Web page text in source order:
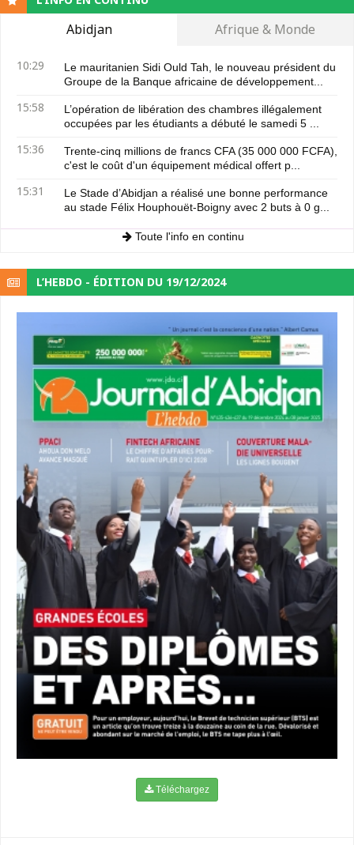
Abidjan Afrique & Monde
10:29
Le mauritanien Sidi Ould Tah, le nouveau président du
Groupe de la Banque africaine de développement...
15:58
L’opération de libération des chambres illégalement
occupées par les étudiants a débuté le samedi 5 ...
15:36
Trente-cinq millions de francs CFA (35 000 000 FCFA),
c'est le coût d'un équipement médical offert p...
15:31
Le Stade d’Abidjan a réalisé une bonne performance
au stade Félix Houphouët-Boigny avec 2 buts à 0 g...
Toute l'info en continu
L’HEBDO - ÉDITION DU 19/12/2024
Téléchargez